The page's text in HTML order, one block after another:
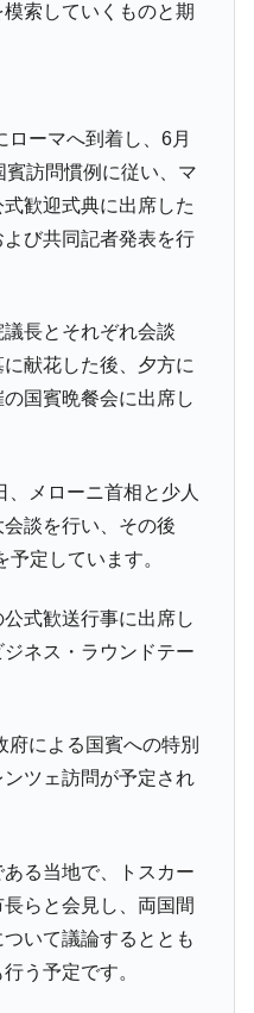
索していくものと期
ーマへ到着し、6月
訪問慣例に従い、マ
歓迎式典に出席した
び共同記者発表を行
長とそれぞれ会談
献花した後、夕方に
国賓晩餐会に出席し
メローニ首相と少人
談を行い、その後
定しています。
式歓送行事に出席し
ネス・ラウンドテー
による国賓への特別
ツェ訪問が予定され
る当地で、トスカー
らと会見し、両国間
いて議論するととも
う予定です。